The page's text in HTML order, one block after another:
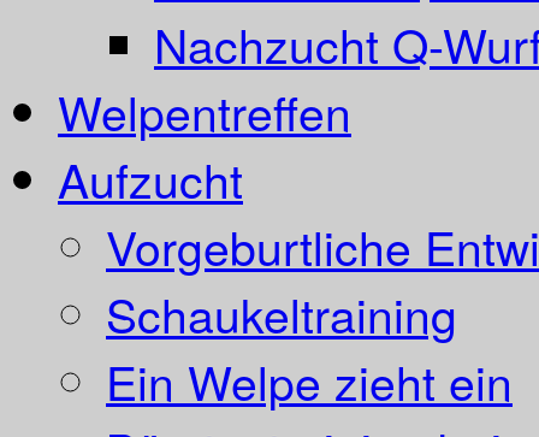
Nachzucht Q-
Welpentreffen
Aufzucht
Vorgeburtliche
Schaukeltraining
Ein Welpe zieht ein